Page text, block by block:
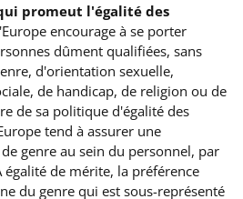
promeut l'égalité des
encourage à se porter
dûment qualifiées, sans
d'orientation sexuelle,
de handicap, de religion ou de
de sa politique d'égalité des
tend à assurer une
genre au sein du personnel, par
égalité de mérite, la préférence
du genre qui est sous-représenté